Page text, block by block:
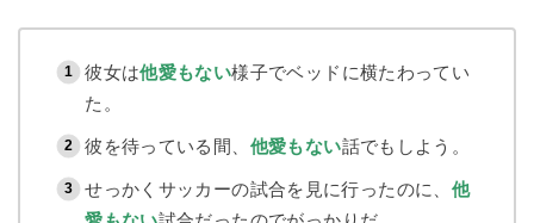
彼女は他愛もない様子でベッドに横たわってい
た。
彼を待っている間、 他愛もない話でもしよう。
せっかくサッカーの試合を見に行ったのに、 他